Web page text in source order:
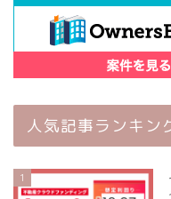
人気記事ランキン
1